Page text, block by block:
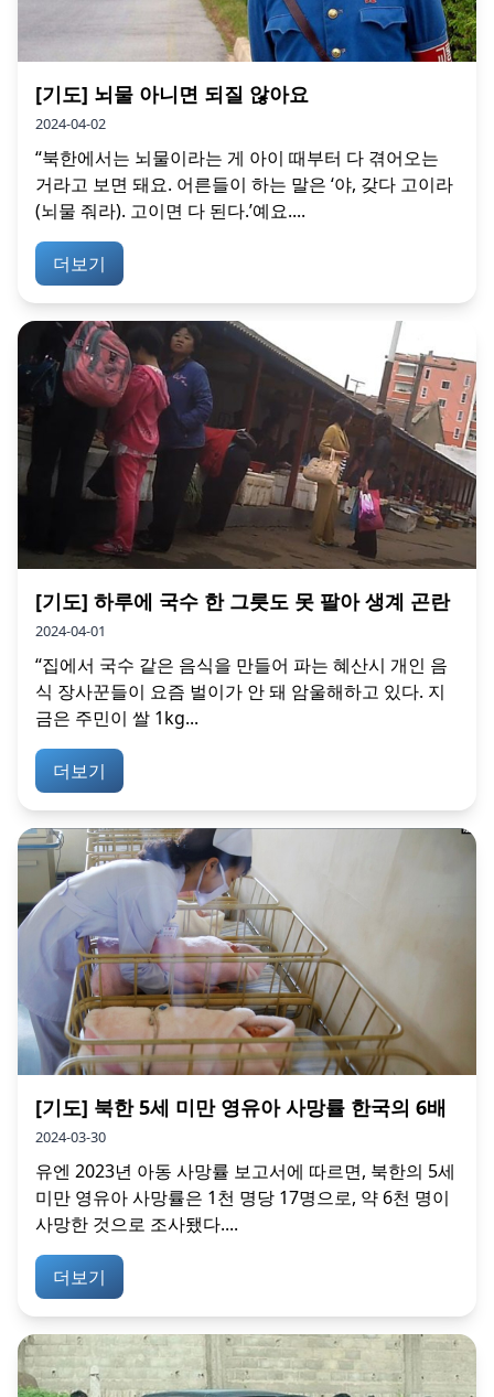
[기도] 뇌물 아니면 되질 않아요
2024-04-02
“북한에서는 뇌물이라는 게 아이 때부터 다 겪어오는
거라고 보면 돼요. 어른들이 하는 말은 ‘야, 갖다 고이라
(뇌물 줘라). 고이면 다 된다.’예요....
더보기
[기도] 하루에 국수 한 그릇도 못 팔아 생계 곤란
2024-04-01
“집에서 국수 같은 음식을 만들어 파는 혜산시 개인 음
식 장사꾼들이 요즘 벌이가 안 돼 암울해하고 있다. 지
금은 주민이 쌀 1kg...
더보기
[기도] 북한 5세 미만 영유아 사망률 한국의 6배
2024-03-30
유엔 2023년 아동 사망률 보고서에 따르면, 북한의 5세
미만 영유아 사망률은 1천 명당 17명으로, 약 6천 명이
사망한 것으로 조사됐다....
더보기